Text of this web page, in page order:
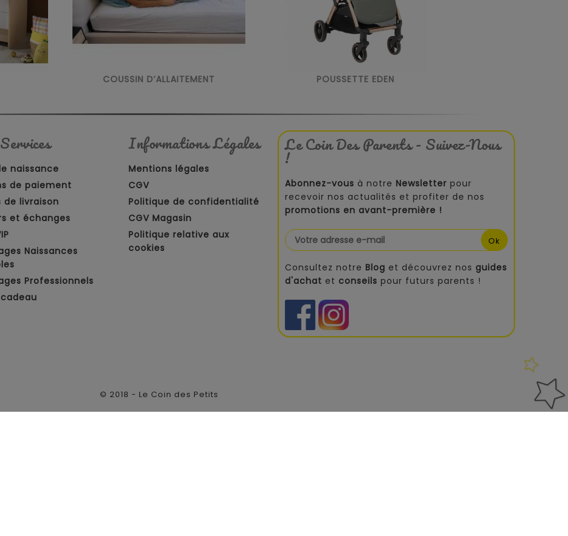
COUSSIN D’ALLAITEMENT POUSSETTE EDEN
naissance
de paiement
de livraison
et échanges
Naissances
Professionnels
Informations Légales
Mentions légales
CGV
Politique de confidentialité
CGV Magasin
Politique relative aux
cookies
Le Coin Des Parents - Suivez-Nous
!
Abonnez-vous à notre Newsletter pour
recevoir nos actualités et profiter de nos
promotions en avant-première !
Consultez notre Blog et découvrez nos guides
d'achat et conseils pour futurs parents !
© 2018 - Le Coin des Petits